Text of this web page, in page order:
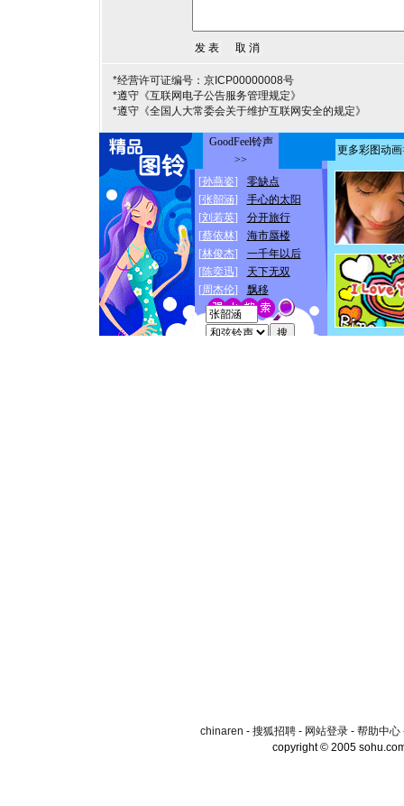
*经营许可证编号：京ICP00000008号
*遵守《互联网电子公告服务管理规定》
*遵守《全国人大常委会关于维护互联网安全的规定》
chinaren - 搜狐招聘- 网站登录- 帮助中心
copyright © 2005